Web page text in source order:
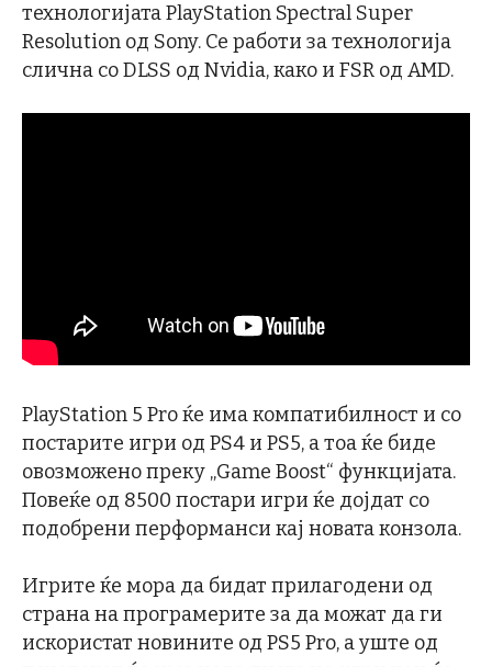
технологијата PlayStation Spectral Super
Resolution од Sony. Се работи за технологија
слична со DLSS од Nvidia, како и FSR од AMD.
PlayStation 5 Pro ќе има компатибилност и со
постарите игри од PS4 и PS5, а тоа ќе биде
овозможено преку „Game Boost“ функцијата.
Повеќе од 8500 постари игри ќе дојдат со
подобрени перформанси кај новата конзола.
Игрите ќе мора да бидат прилагодени од
страна на програмерите за да можат да ги
искористат новините од PS5 Pro, а уште од